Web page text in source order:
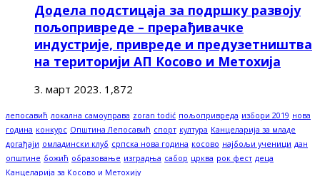
Додела подстицаја за подршку развоју
пољопривреде – прерађивачке
индустрије, привреде и предузетништва
на територији АП Косово и Метохија
3. март 2023. 1,872
лепосавић локална самоуправа zoran todić пољопривреда избори 2019 нова
година конкурс Општина Лепосавић спорт култура Канцеларија за младе
догађаји омладински клуб српска нова година косово најбољи ученици дан
општине божић образовање изградња сабор црква рок фест деца
Канцеларија за Косово и Метохију